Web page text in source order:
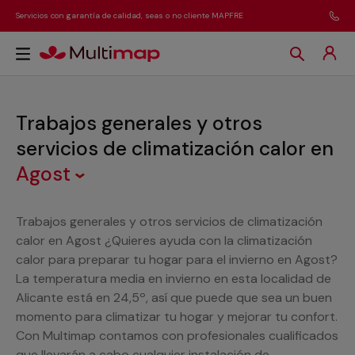
Servicios con garantía de calidad, seas o no cliente MAPFRE
Trabajos generales y otros
servicios de climatización calor en
Agost
Trabajos generales y otros servicios de climatización
calor en Agost ¿Quieres ayuda con la climatización
calor para preparar tu hogar para el invierno en Agost?
La temperatura media en invierno en esta localidad de
Alicante está en 24,5º, así que puede que sea un buen
momento para climatizar tu hogar y mejorar tu confort.
Con Multimap contamos con profesionales cualificados